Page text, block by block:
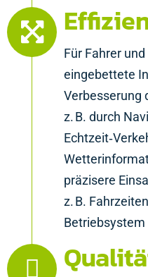
Für Fahrer
eingebettete
Verbesserung
z. B. durch
präzisere
z. B.